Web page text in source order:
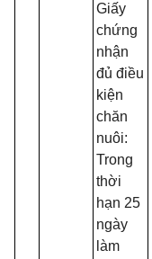
Giấy
chứng
nhận
đủ điều
kiện
chăn
nuôi:
Trong
thời
hạn 25
ngày
làm